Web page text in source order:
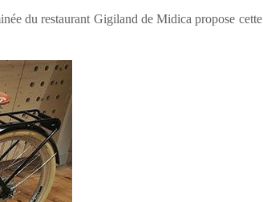
du restaurant Gigiland de Midica propose cette